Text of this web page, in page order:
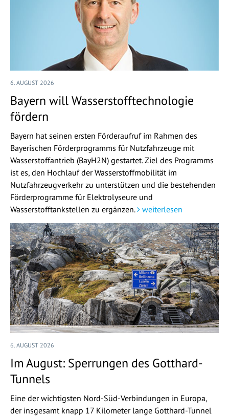
6. AUGUST 2026
Bayern will Wasserstofftechnologie
fördern
Bayern hat seinen ersten Förderaufruf im Rahmen des
Bayerischen Förderprogramms für Nutzfahrzeuge mit
Wasserstoffantrieb (BayH2N) gestartet. Ziel des Programms
ist es, den Hochlauf der Wasserstoffmobilität im
Nutzfahrzeugverkehr zu unterstützen und die bestehenden
Förderprogramme für Elektrolyseure und
Wasserstofftankstellen zu ergänzen.
weiterlesen
6. AUGUST 2026
Im August: Sperrungen des Gotthard-
Tunnels
Eine der wichtigsten Nord-Süd-Verbindungen in Europa,
der insgesamt knapp 17 Kilometer lange Gotthard-Tunnel